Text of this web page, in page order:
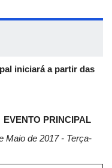
perspectiva
de suma importância
de um indivíduo.
adultos que
é essencial para a
iniciará a partir das
Maio de 2017 - Terça-